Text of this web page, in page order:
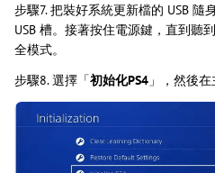
步驟7. 把裝好系統更新檔的 USB 隨
USB 槽。接著按住電源鍵，直到聽
全模式。
步驟8. 選擇「初始化PS4 」，然後